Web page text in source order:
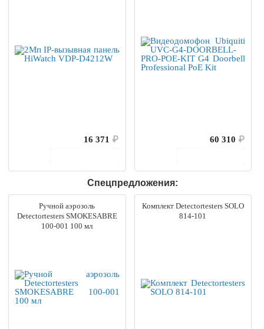
16 371 ₽
60 310 ₽
Спецпредложения:
Ручной аэрозоль
Detectortesters SMOKESABRE
100-001 100 мл
Комплект Detectortesters SOLO
814-101